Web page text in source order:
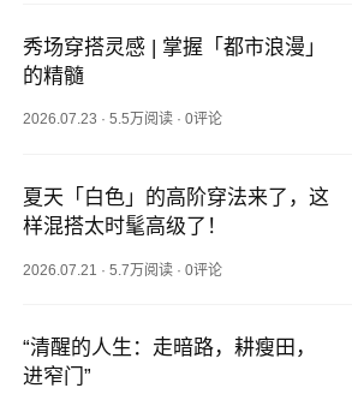
秀场穿搭灵感 | 掌握「都市浪漫」
的精髓
2026.07.23 ·5.5万阅读 ·0评论
夏天「白色」的高阶穿法来了，这
样混搭太时髦高级了！
2026.07.21 ·5.7万阅读 ·0评论
“清醒的人生：走暗路，耕瘦田，
进窄门”